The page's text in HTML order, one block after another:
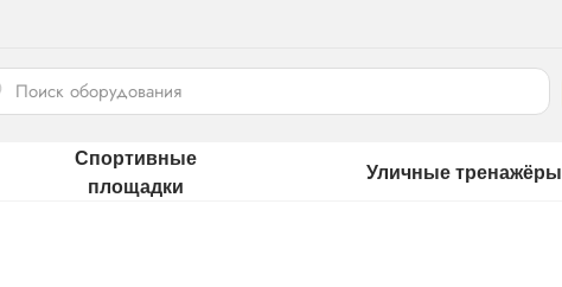
Спортивные
площадки
Уличные тренажёры